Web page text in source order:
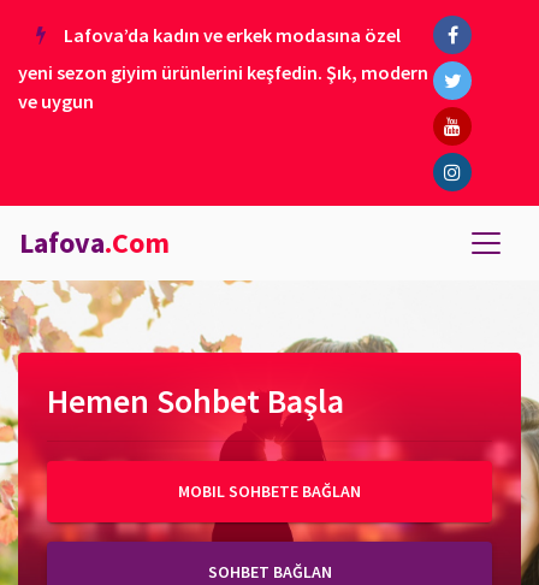
Lafova’da kadın ve erkek modasına özel
yeni sezon giyim ürünlerini keşfedin. Şık, modern
ve uygun
Lafova.Com
Hemen Sohbet Başla
MOBIL SOHBETE BAĞLAN
SOHBET BAĞLAN